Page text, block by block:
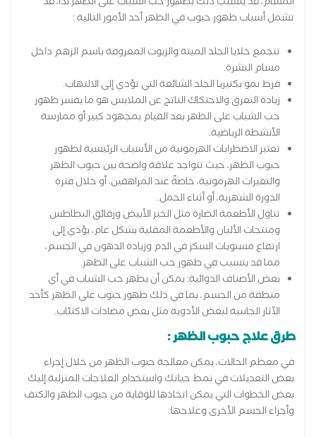
تشمل أسباب ظهور حبوب في الظهر أحد الأمور التالية :
تتجمع خلايا الجلد الميتة والزيوت المعروفة باسم الزهم داخل
مسام البشرة.
فرط نمو بكتيريا الجلد الشائعة التي تؤدي إلى الالتهاب.
زيادة التعرق والاحتكاك الناتج عن الملابس هو ما يفسر ظهور
حب الشباب على الظهر بعد القيام بمجهود كبير أو ممارسة
الأنشطة الرياضية.
تعتبر الاضطرابات الهرمونية من الأسباب الرئيسية لظهور
حبوب الظهر، حيث تتواجد علاقة واضحة بين حبوب الظهر
والتغيرات الهرمونية، خاصةً عند المراهقين، أو خلال فترة
الدورة الشهرية، أو أثناء الحمل.
تناول الأطعمة الضارة مثل الخبز الأبيض ورقائق البطاطس
ومنتجات الألبان والأطعمة المقلية بشكل عام، يؤدي إلى
ارتفاع مستويات السكر في الدم وزيادة الدهون في الجسم،
مما قد يتسبب في ظهور حب الشباب على الظهر.
بعض الأصناف الدوائية: يمكن أن يظهر حب الشباب في أي
منطقة من الجسم، بما في ذلك ظهور حبوب على الظهر كأحد
الآثار الجانبية لبعض الأدوية مثل بعض مضادات الاكتئاب.
طرق علاج حبوب الظهر :
في معظم الحالات، يمكن معالجة حبوب الظهر من خلال إجراء
بعض التعديلات في نمط حياتك واستخدام العلاجات المنزلية.إليك
بعض الخطوات التي يمكن اتخاذها للوقاية من حبوب الظهر والكتف
وأجزاء الجسم الأخرى وعلاجها: